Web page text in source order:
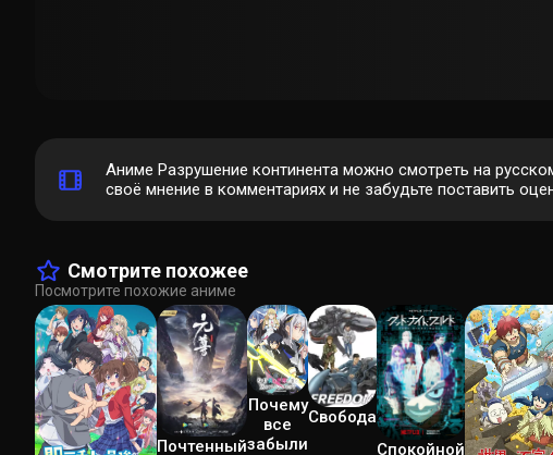
Аниме Разрушение континента можно смотреть на
своё мнение в комментариях и не забудьте поставить
Смотрите похожее
Посмотрите похожие аниме
Почтенный
Почему
все
забыли
Свобода
Спокойной